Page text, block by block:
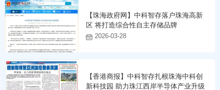
【珠海政府网】中科智存落户珠海高新
区 将打造综合性自主存储品牌
2026-03-28
【香港商报】中科智存扎根珠海中科创
新科技园 助力珠江西岸半导体产业升级